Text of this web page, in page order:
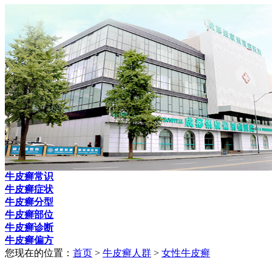
牛皮癣常识
牛皮癣症状
牛皮癣分型
牛皮癣部位
牛皮癣诊断
牛皮癣偏方
您现在的位置： 首页 > 牛皮癣人群 > 女性牛皮癣